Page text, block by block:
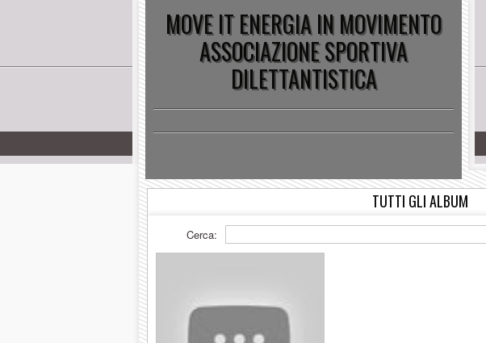
MOVE IT ENERGIA IN MOVIMENTO
ASSOCIAZIONE SPORTIVA
DILETTANTISTICA
TUTTI GLI ALBUM
Cerca: